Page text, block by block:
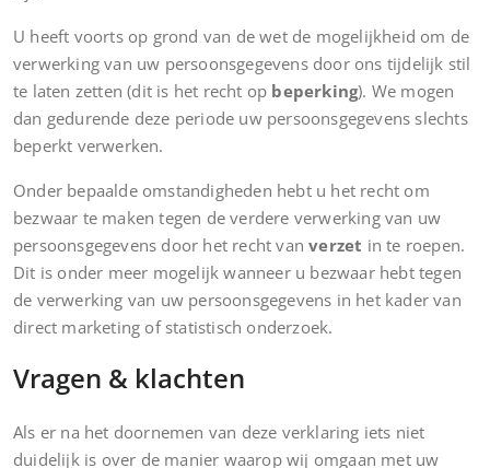
U heeft voorts op grond van de wet de mogelijkheid om de
verwerking van uw persoonsgegevens door ons tijdelijk stil
te laten zetten (dit is het recht op beperking). We mogen
dan gedurende deze periode uw persoonsgegevens slechts
beperkt verwerken.
Onder bepaalde omstandigheden hebt u het recht om
bezwaar te maken tegen de verdere verwerking van uw
persoonsgegevens door het recht vanverzet in te roepen.
Dit is onder meer mogelijk wanneer u bezwaar hebt tegen
de verwerking van uw persoonsgegevens in het kader van
direct marketing of statistisch onderzoek.
Vragen & klachten
Als er na het doornemen van deze verklaring iets niet
duidelijk is over de manier waarop wij omgaan met uw